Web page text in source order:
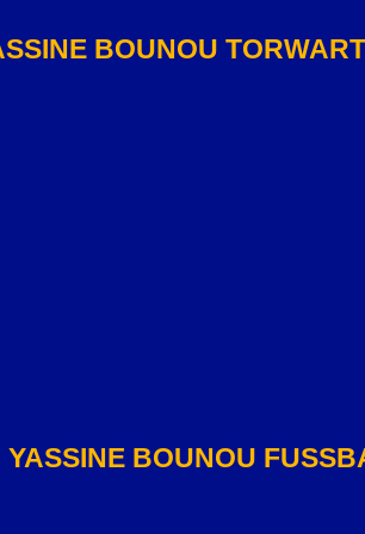
BOUNOU
YASSINE BOUNOU